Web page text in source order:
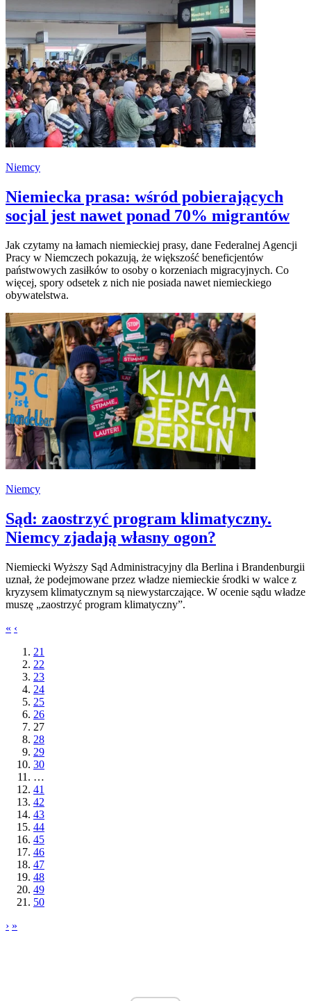
Niemcy
Niemiecka prasa: wśród pobierających
socjal jest nawet ponad 70% migrantów
Jak czytamy na łamach niemieckiej prasy, dane Federalnej Agencji
Pracy w Niemczech pokazują, że większość beneficjentów
państwowych zasiłków to osoby o korzeniach migracyjnych. Co
więcej, spory odsetek z nich nie posiada nawet niemieckiego
obywatelstwa.
Niemcy
Sąd: zaostrzyć program klimatyczny.
Niemcy zjadają własny ogon?
Niemiecki Wyższy Sąd Administracyjny dla Berlina i Brandenburgii
uznał, że podejmowane przez władze niemieckie środki w walce z
kryzysem klimatycznym są niewystarczające. W ocenie sądu władze
muszę „zaostrzyć program klimatyczny”.
« ‹
21
22
23
24
25
26
27
28
29
30
…
41
42
43
44
45
46
47
48
49
50
› »